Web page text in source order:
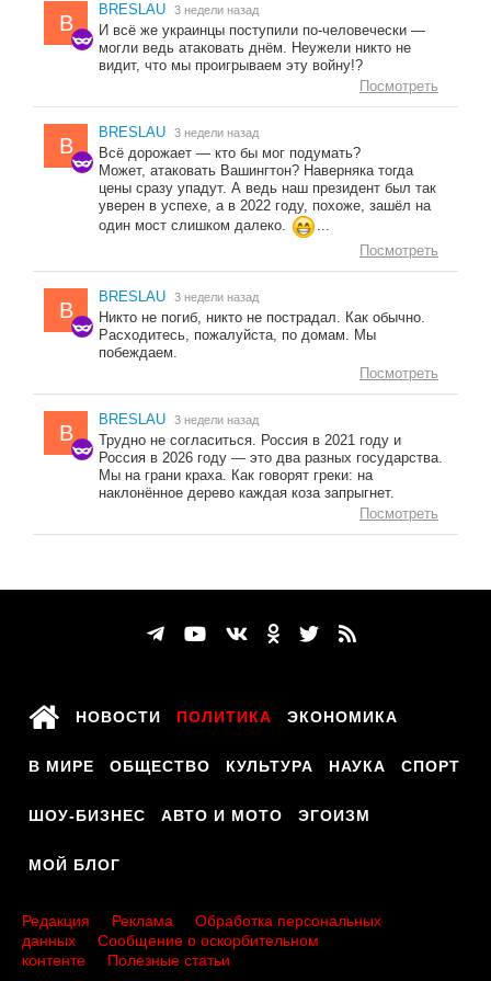
B
BRESLAU 3 недели назад
И всё же украинцы поступили по-человечески —
могли ведь атаковать днём. Неужели никто не
видит, что мы проигрываем эту войну!?
Посмотреть
B
BRESLAU 3 недели назад
Всё дорожает — кто бы мог подумать?
Может, атаковать Вашингтон? Наверняка тогда
цены сразу упадут. А ведь наш президент был так
уверен в успехе, а в 2022 году, похоже, зашёл на
один мост слишком далеко.
...
Посмотреть
B
BRESLAU 3 недели назад
Никто не погиб, никто не пострадал. Как обычно.
Расходитесь, пожалуйста, по домам. Мы
побеждаем.
Посмотреть
B
BRESLAU 3 недели назад
Трудно не согласиться. Россия в 2021 году и
Россия в 2026 году — это два разных государства.
Мы на грани краха. Как говорят греки: на
наклонённое дерево каждая коза запрыгнет.
Посмотреть
НОВОСТИ ПОЛИТИКА ЭКОНОМИКА
В МИРЕ ОБЩЕСТВО КУЛЬТУРА НАУКА СПОРТ
ШОУ-БИЗНЕС АВТО И МОТО ЭГОИЗМ
МОЙ БЛОГ
Редакция Реклама
Обработка персональных
данных
Сообщение о оскорбительном
контенте
Полезные статьи